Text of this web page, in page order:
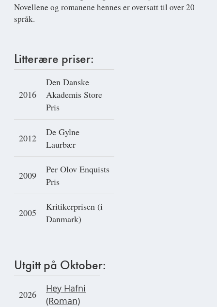
Novellene og romanene hennes er oversatt til over 20
språk.
Litterære priser:
2016
Den Danske
Akademis Store
Pris
2012
De Gylne
Laurbær
2009
Per Olov Enquists
Pris
2005
Kritikerprisen (i
Danmark)
Utgitt på Oktober:
2026
Hey Hafni
(Roman)